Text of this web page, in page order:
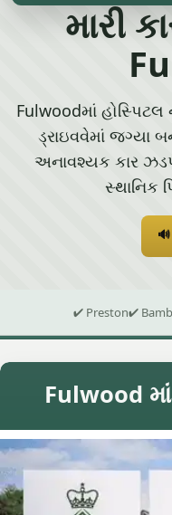
મારી
Fulwoodમાં
ડ્રાઇવવેમાં જગ્યા
અનાવશ્યક કાર
સ્થાનિક
✔ Preston✔
Fulwood માં